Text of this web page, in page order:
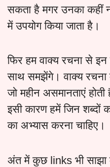
सकता है मगर उनका कहीं
में उपयोग किया जाता है।
फिर हम वाक्य रचना से इन
साथ समझेंगे। वाक्य
जो महीन असमानताएं
इसी कारण हमें जिन शब्दों
का अभ्यास करना चाहिए।
अंत में कुछ links भी